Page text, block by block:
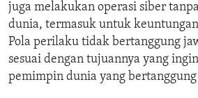
juga melakukan operasi siber
dunia, termasuk untuk
Pola perilaku tidak bertanggung
sesuai dengan tujuannya yang
pemimpin dunia yang